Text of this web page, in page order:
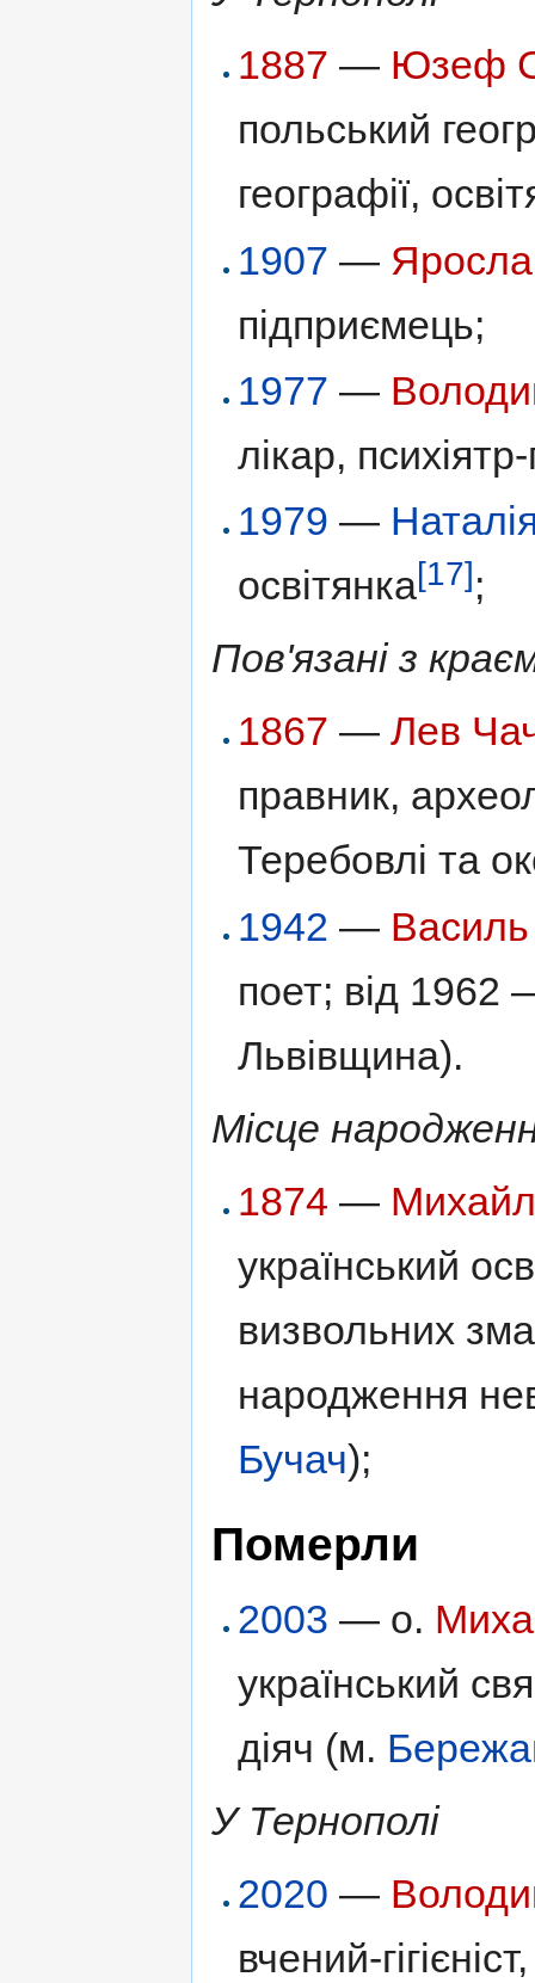
1887 — Юзеф
польський
географії,
1907 —
підприємець;
1977 —
лікар,
1979 —
освітянка[17];
Пов'язані з
1867 —Лев
правник,
Теребовлі та
1942 —
поет; від 1962
Львівщина).
Місце
1874 —
український
визвольних
народження
Бучач);
Померли
2003 — о.
український
діяч (м.
У Тернополі
2020 —
вчений-